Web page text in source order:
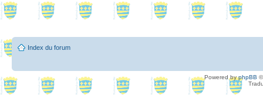
Index du forum
Powered byphpBB